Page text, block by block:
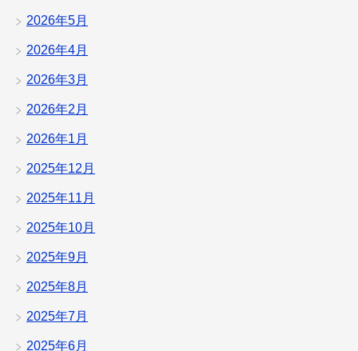
2026年5月
2026年4月
2026年3月
2026年2月
2026年1月
2025年12月
2025年11月
2025年10月
2025年9月
2025年8月
2025年7月
2025年6月